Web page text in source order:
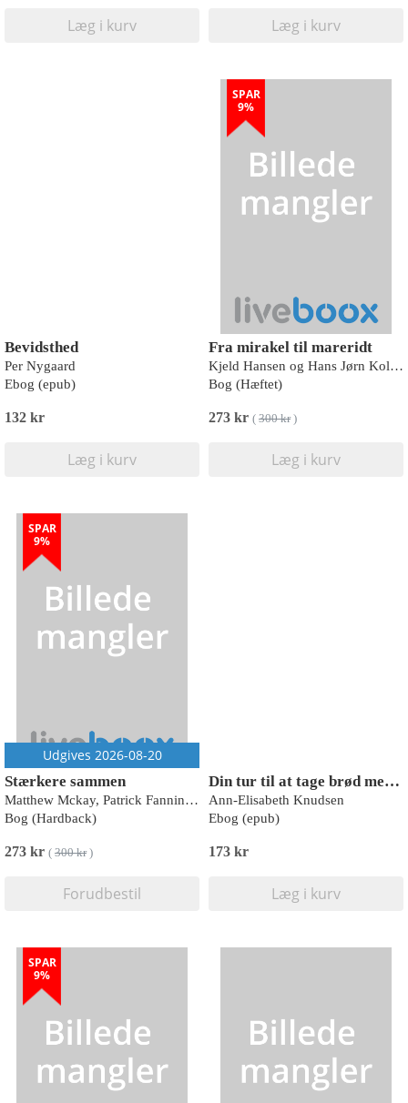
Læg i kurv Læg i kurv
Bevidsthed
Per Nygaard
Ebog (epub)
132 kr
Læg i kurv
SPAR
9%
Fra mirakel til mareridt
Kjeld Hansen og Hans Jørn Kolmos
Bog (Hæftet)
273 kr ( 300 kr)
Læg i kurv
SPAR
9%
Udgives 2026-08-20
Stærkere sammen
Matthew Mckay, Patrick Fanning og Kim Paleg
Bog (Hardback)
273 kr ( 300 kr)
Forudbestil
Din tur til at tage brød med, Bjarne. Hvad hjerneforskning kan lære os om lønforhandling, kageordning og mental load
Ann-Elisabeth Knudsen
Ebog (epub)
173 kr
Læg i kurv
SPAR
9%